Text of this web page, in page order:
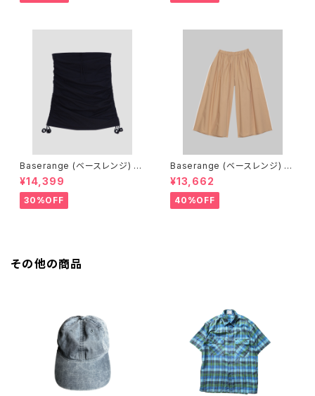
Baserange (ベースレンジ) PI
CTORIAL SKIRT (BLACK)
¥14,399
30%OFF
Baserange (ベースレンジ) C
ABLE PANTS (MARBLE BRO
WN)
¥13,662
40%OFF
その他の商品